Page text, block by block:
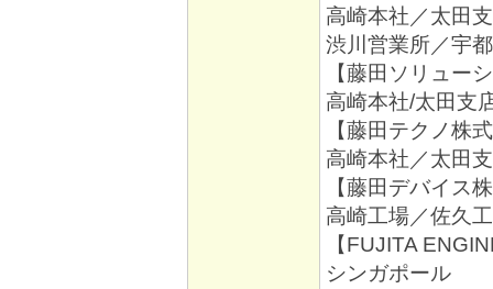
高崎本社／太田
渋川営業所／宇
【藤田ソリュー
高崎本社/太田支
【藤田テクノ株
高崎本社／太田
【藤田デバイス
高崎工場／佐久
【FUJITA
シンガポール